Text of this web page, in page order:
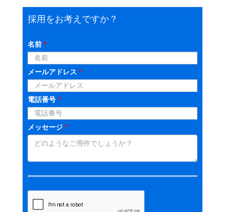
採用をお考えですか？
名前 *
メールアドレス *
電話番号 *
メッセージ *